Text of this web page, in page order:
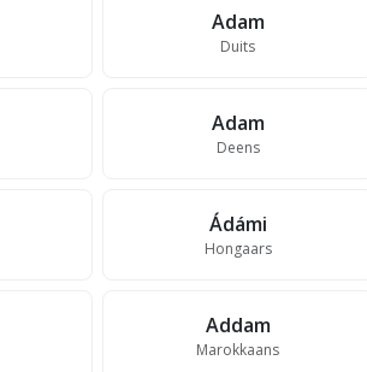
Adam
Duits
Adam
Deens
Ádámi
Hongaars
Addam
Marokkaans